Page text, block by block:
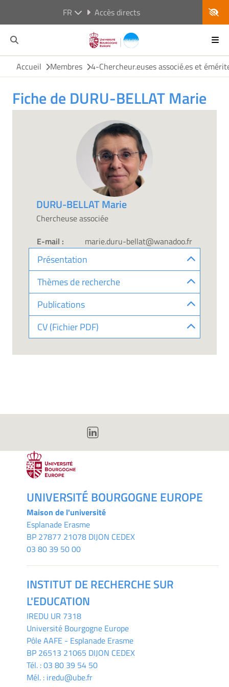
FR Accès directs
Accueil Membres 4-Chercheur.euses associé.es et
Fiche de DURU-BELLAT Marie
DURU-BELLAT Marie
Chercheuse associée
E-mail :
marie.duru-bellat@wanadoo.fr
Présentation
Thèmes de recherche
Publications
CV (Fichier PDF)
UNIVERSITÉ BOURGOGNE EUROPE
Maison de l'université
Esplanade Erasme
BP 27877 21078 DIJON CEDEX
03 80 39 50 00
INSTITUT DE RECHERCHE SUR
L'EDUCATION
IREDU UR 7318
Université Bourgogne Europe
Pôle AAFE - Esplanade Erasme
BP 26513 21065 DIJON CEDEX
Tél. :03 80 39 54 50
Mél. : iredu@ube.fr